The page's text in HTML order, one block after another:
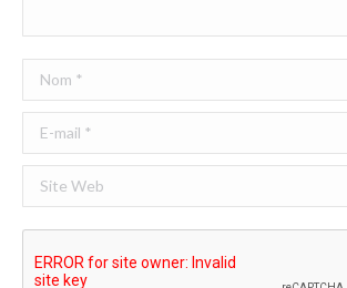
Nom *
E-mail *
Site Web